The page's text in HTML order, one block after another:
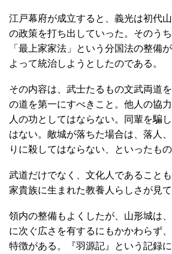
江戸幕府が成立すると、義光は初代
の政策を打ち出していった。そのうち
「最上家家法」という分国法の整備
よって統治しようとしたのである。
その内容は、武士たるもの文武両道
の道を第一にすべきこと。他人の協
人の功としてはならない。同輩を騙
はない。敵城が落ちた場合は、落人
りに殺してはならない、といったもの
武道だけでなく、文化人であること
家貴族に生まれた教養人らしさが見て
領内の整備もよくしたが、山形城は
に次ぐ広さを有するにもかかわらず
特徴がある。『羽源記』という記録